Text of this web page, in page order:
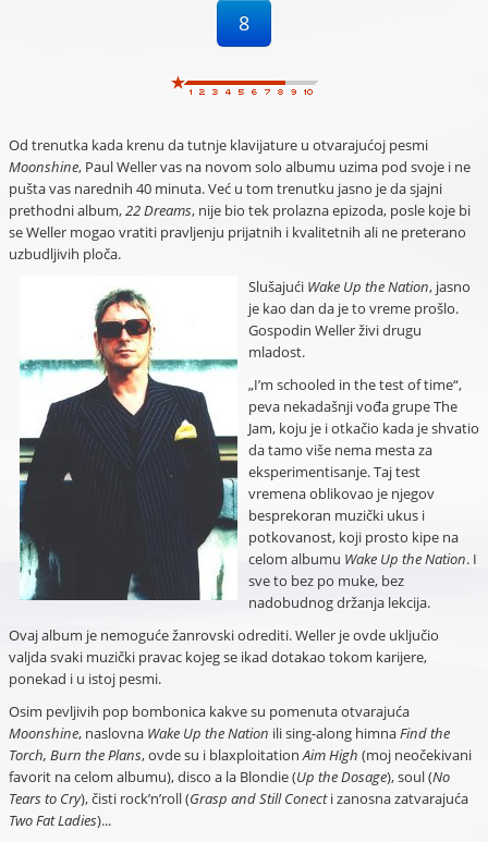
8
Od trenutka kada krenu da tutnje klavijature u otvarajućoj pesmi
Moonshine, Paul Weller vas na novom solo albumu uzima pod svoje i ne
pušta vas narednih 40 minuta. Već u tom trenutku jasno je da sjajni
prethodni album,22 Dreams, nije bio tek prolazna epizoda, posle koje bi
se Weller mogao vratiti pravljenju prijatnih i kvalitetnih ali ne preterano
uzbudljivih ploča.
Slušajući Wake Up the Nation, jasno
je kao dan da je to vreme prošlo.
Gospodin Weller živi drugu
mladost.
„I’m schooled in the test of time“,
peva nekadašnji vođa grupe The
Jam, koju je i otkačio kada je shvatio
da tamo više nema mesta za
eksperimentisanje. Taj test
vremena oblikovao je njegov
besprekoran muzički ukus i
potkovanost, koji prosto kipe na
celom albumu Wake Up the Nation. I
sve to bez po muke, bez
nadobudnog držanja lekcija.
Ovaj album je nemoguće žanrovski odrediti. Weller je ovde uključio
valjda svaki muzički pravac kojeg se ikad dotakao tokom karijere,
ponekad i u istoj pesmi.
Osim pevljivih pop bombonica kakve su pomenuta otvarajuća
Moonshine, naslovna Wake Up the Nation ili sing-along himnaFind the
Torch, Burn the Plans, ovde su i blaxploitationAim High (moj neočekivani
favorit na celom albumu), disco a la Blondie (Up the Dosage), soul (No
Tears to Cry), čisti rock’n’roll (Grasp and Still Conecti zanosna zatvarajuća
Two Fat Ladies)...